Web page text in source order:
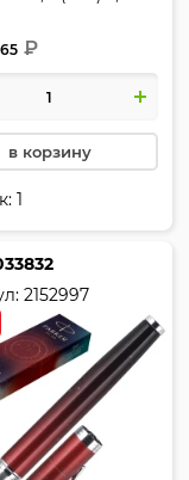
Parker,
P552939
65 ₽
в корзину
1
2152997